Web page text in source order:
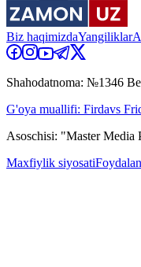
Biz haqimizdaYangiliklar
Shahodatnoma: №1346
G'oya muallifi: Firdavs
Asoschisi: "Master Media
Maxfiylik siyosati